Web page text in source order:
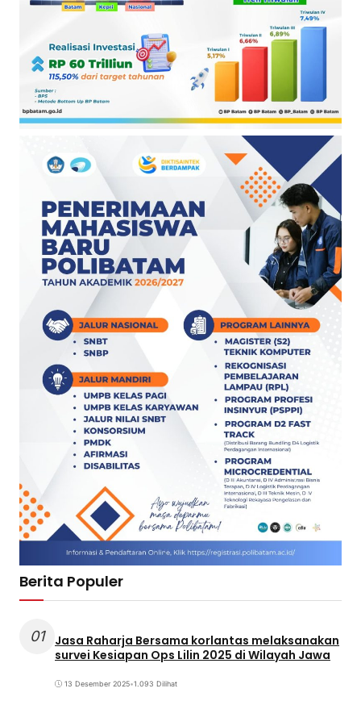
Berita Populer
01
Jasa Raharja Bersama korlantas melaksanakan
survei Kesiapan Ops Lilin 2025 di Wilayah Jawa
13 Desember 2025•1.093 Dilihat